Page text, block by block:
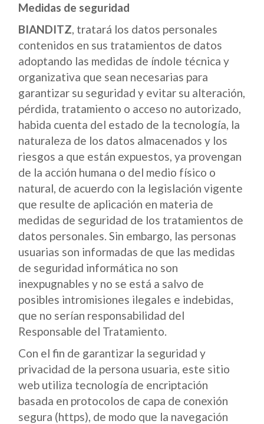
Medidas de seguridad
BIANDITZ, tratará los datos personales
contenidos en sus tratamientos de datos
adoptando las medidas de índole técnica y
organizativa que sean necesarias para
garantizar su seguridad y evitar su alteración,
pérdida, tratamiento o acceso no autorizado,
habida cuenta del estado de la tecnología, la
naturaleza de los datos almacenados y los
riesgos a que están expuestos, ya provengan
de la acción humana o del medio físico o
natural, de acuerdo con la legislación vigente
que resulte de aplicación en materia de
medidas de seguridad de los tratamientos de
datos personales. Sin embargo, las personas
usuarias son informadas de que las medidas
de seguridad informática no son
inexpugnables y no se está a salvo de
posibles intromisiones ilegales e indebidas,
que no serían responsabilidad del
Responsable del Tratamiento.
Con el fin de garantizar la seguridad y
privacidad de la persona usuaria, este sitio
web utiliza tecnología de encriptación
basada en protocolos de capa de conexión
segura (https), de modo que la navegación